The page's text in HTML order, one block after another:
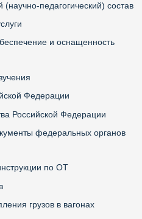
(научно-педагогический) состав
и оснащенность
Федерации
Российской Федерации
федеральных органов
по ОТ
грузов в вагонах